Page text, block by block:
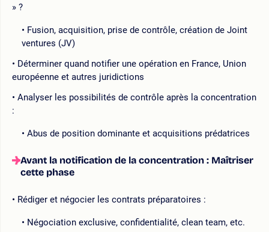
» ?
Fusion, acquisition, prise de contrôle, création de Joint
ventures (JV)
Déterminer quand notifier une opération en France, Union
européenne et autres juridictions
Analyser les possibilités de contrôle après la concentration
:
Abus de position dominante et acquisitions prédatrices
Avant la notification de la concentration : Maîtriser
cette phase
Rédiger et négocier les contrats préparatoires :
Négociation exclusive, confidentialité, clean team, etc.